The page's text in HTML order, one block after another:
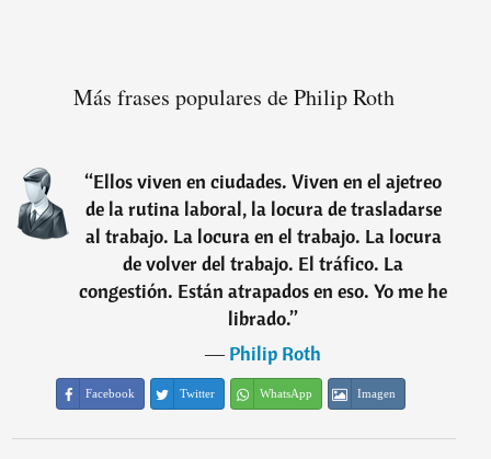
Más frases populares de Philip Roth
“Ellos viven en ciudades. Viven en el ajetreo
de la rutina laboral, la locura de trasladarse
al trabajo. La locura en el trabajo. La locura
de volver del trabajo. El tráfico. La
congestión. Están atrapados en eso. Yo me he
librado.”
―Philip Roth
Facebook Twitter WhatsApp Imagen